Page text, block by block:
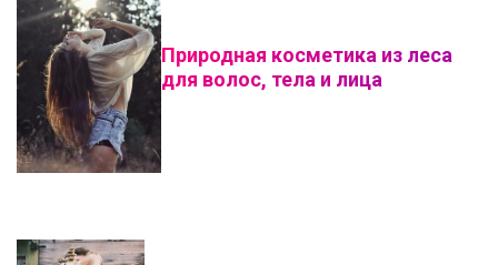
Природная косметика из леса
для волос, тела и лица